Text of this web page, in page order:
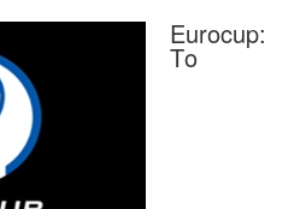
Eurocup:
Το